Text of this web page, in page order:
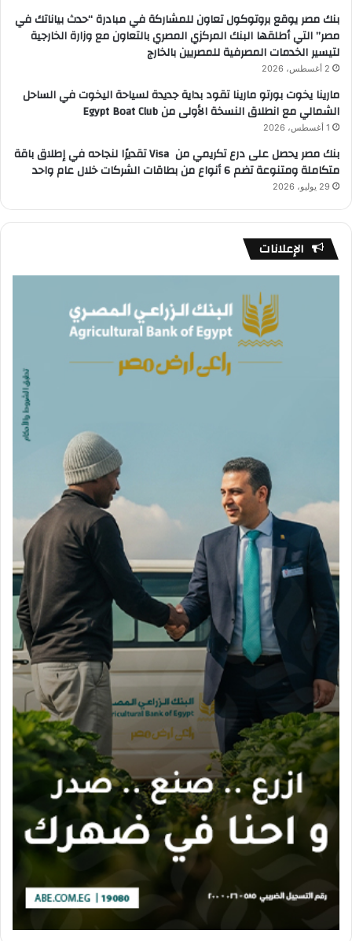
بنك مصر يوقع بروتوكول تعاون للمشاركة في مبادرة “حدث بياناتك في
مصر” التي أطلقها البنك المركزي المصري بالتعاون مع وزارة الخارجية
لتيسير الخدمات المصرفية للمصريين بالخارج
2 أغسطس، 2026
مارينا يخوت بورتو مارينا تقود بداية جديدة لسياحة اليخوت في الساحل
الشمالي مع انطلاق النسخة الأولى من Egypt Boat Club
1 أغسطس، 2026
بنك مصر يحصل على درع تكريمي من Visa تقديرًا لنجاحه في إطلاق باقة
متكاملة ومتنوعة تضم 6 أنواع من بطاقات الشركات خلال عام واحد
29 يوليو، 2026
الإعلانات